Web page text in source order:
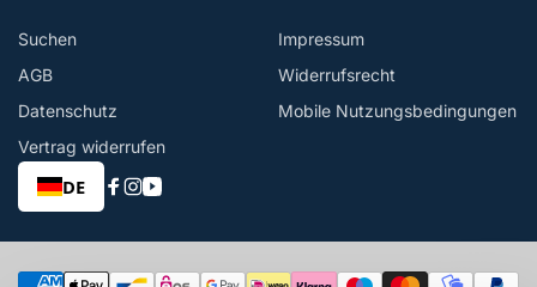
Suchen
Impressum
AGB
Widerrufsrecht
Datenschutz
Mobile Nutzungsbedingungen
Vertrag widerrufen
DE
Facebook
Instagram
YouTube